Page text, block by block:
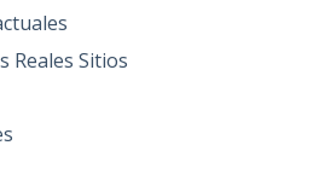
Reales Sitios